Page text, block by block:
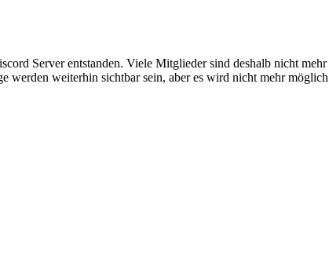
Server entstanden. Viele Mitglieder sind deshalb nicht
werden weiterhin sichtbar sein, aber es wird nicht mehr